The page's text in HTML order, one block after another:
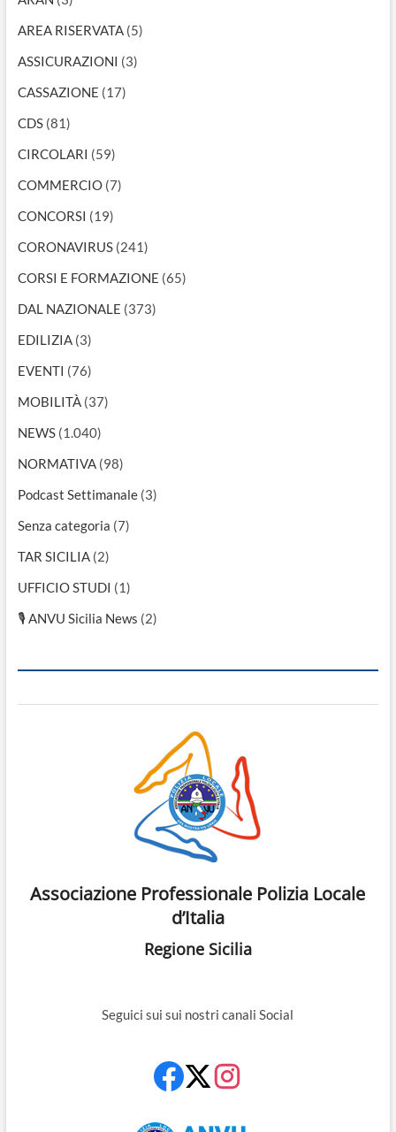
AREA RISERVATA(5)
ASSICURAZIONI (3)
CASSAZIONE (17)
CDS(81)
CIRCOLARI (59)
COMMERCIO(7)
CONCORSI (19)
CORONAVIRUS(241)
CORSI E FORMAZIONE (65)
DAL NAZIONALE (373)
EDILIZIA(3)
EVENTI (76)
MOBILITÀ(37)
NEWS(1.040)
NORMATIVA(98)
Podcast Settimanale(3)
Senza categoria (7)
TAR SICILIA(2)
UFFICIO STUDI (1)
🎙 ANVU Sicilia News (2)
Associazione Professionale Polizia Locale
d’Italia
Regione Sicilia
Seguici sui sui nostri canali Social